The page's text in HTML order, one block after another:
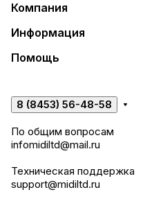
Компания
Информация
Помощь
8 (8453) 56-48-58
По общим вопросам
infomidiltd@mail.ru
Техническая поддержка
support@midiltd.ru